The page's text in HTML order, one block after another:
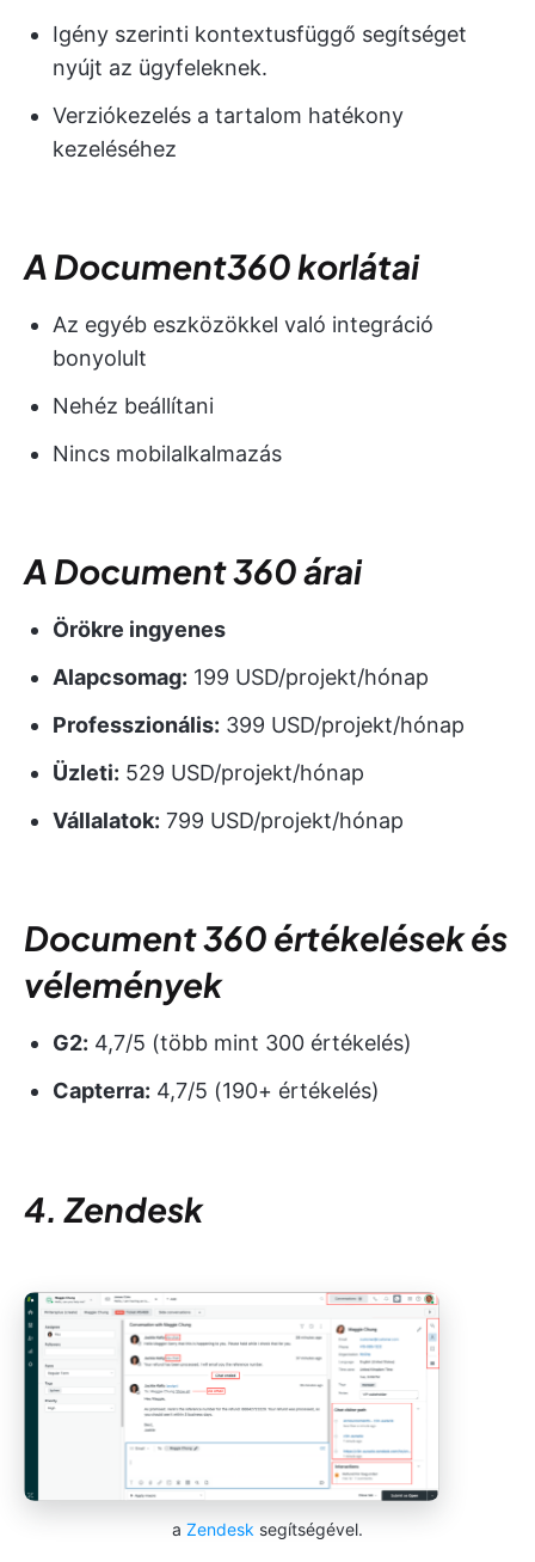
Igény szerinti kontextusfüggő segítséget
nyújt az ügyfeleknek.
Verziókezelés a tartalom hatékony
kezeléséhez
A Document360 korlátai
Az egyéb eszközökkel való integráció
bonyolult
Nehéz beállítani
Nincs mobilalkalmazás
A Document 360 árai
Örökre ingyenes
Alapcsomag: 199 USD/projekt/hónap
Professzionális: 399 USD/projekt/hónap
Üzleti: 529 USD/projekt/hónap
Vállalatok: 799 USD/projekt/hónap
Document 360 értékelések és
vélemények
G2: 4,7/5 (több mint 300 értékelés)
Capterra: 4,7/5 (190+ értékelés)
4. Zendesk
a Zendesk segítségével.